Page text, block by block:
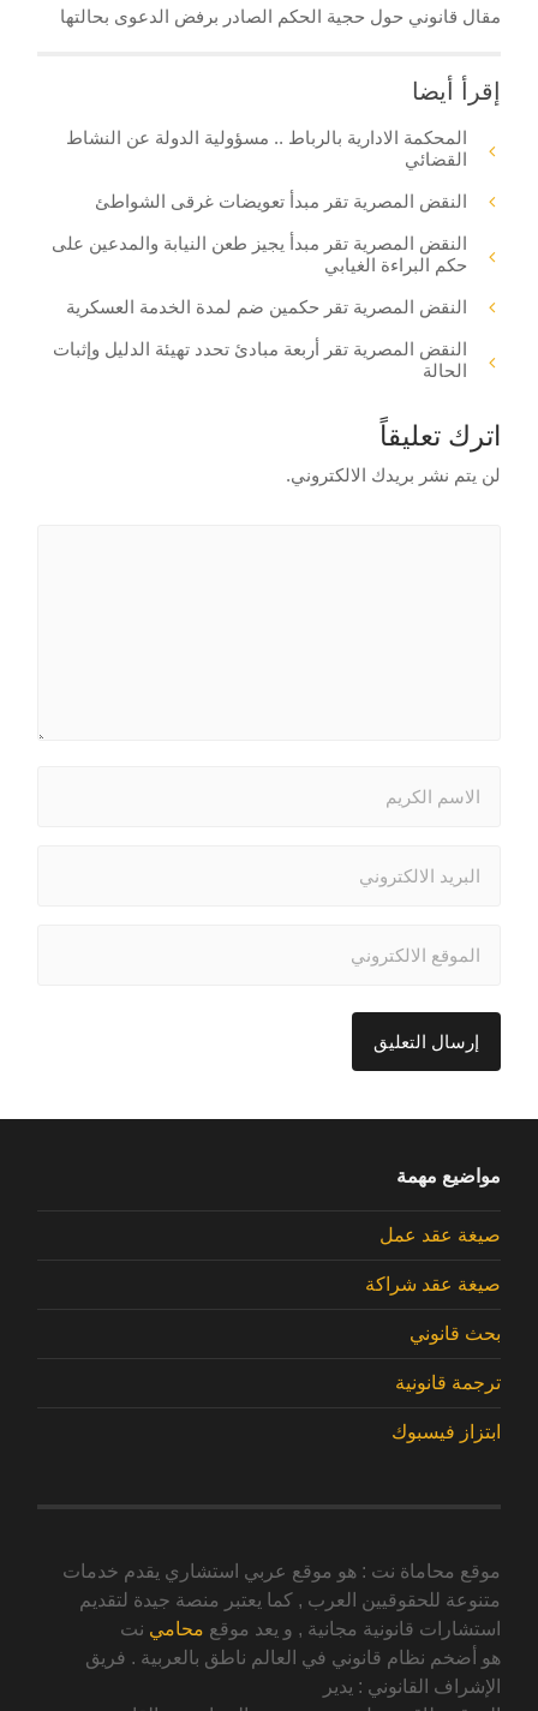
مقال قانوني حول حجية الحكم الصادر برفض الدعوى بحالتها
إقرأ أيضا
المحكمة الادارية بالرباط .. مسؤولية الدولة عن النشاط
القضائي
النقض المصرية تقر مبدأ تعويضات غرقى الشواطئ
النقض المصرية تقر مبدأ يجيز طعن النيابة والمدعين على
حكم البراءة الغيابي
النقض المصرية تقر حكمين ضم لمدة الخدمة العسكرية
النقض المصرية تقر أربعة مبادئ تحدد تهيئة الدليل وإثبات
الحالة
اترك تعليقاً
لن يتم نشر بريدك الالكتروني.
مواضيع مهمة
صيغة عقد عمل
صيغة عقد شراكة
بحث قانوني
ترجمة قانونية
ابتزاز فيسبوك
موقع محاماة نت : هو موقع عربي استشاري يقدم خدمات
متنوعة للحقوقيين العرب , كما يعتبر منصة جيدة لتقديم
استشارات قانونية مجانية , و يعد موقع محامي نت
هو أضخم نظام قانوني في العالم ناطق بالعربية . فريق
الإشراف القانوني : يدير